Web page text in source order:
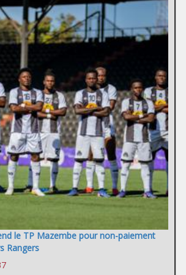
le TP Mazembe pour non-paiement
Rangers